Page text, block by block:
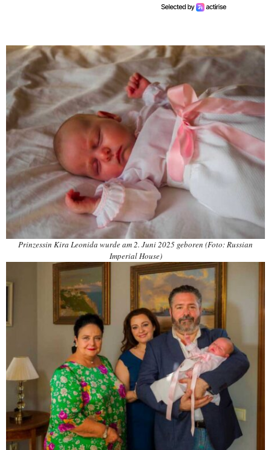
Prinzessin Kira Leonida wurde am 2. Juni 2025 geboren (Foto: Russian
Imperial House)